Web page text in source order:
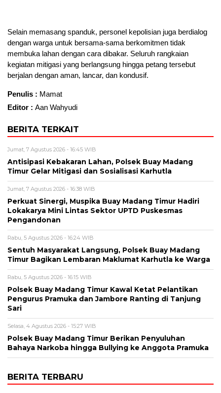
Selain memasang spanduk, personel kepolisian juga berdialog
dengan warga untuk bersama-sama berkomitmen tidak
membuka lahan dengan cara dibakar. Seluruh rangkaian
kegiatan mitigasi yang berlangsung hingga petang tersebut
berjalan dengan aman, lancar, dan kondusif.
Penulis : Mamat
Editor : Aan Wahyudi
BERITA TERKAIT
Jumat, 7 Agustus 2026 - 16:45 WIB
Antisipasi Kebakaran Lahan, Polsek Buay Madang
Timur Gelar Mitigasi dan Sosialisasi Karhutla
Jumat, 7 Agustus 2026 - 16:38 WIB
Perkuat Sinergi, Muspika Buay Madang Timur Hadiri
Lokakarya Mini Lintas Sektor UPTD Puskesmas
Pengandonan
Rabu, 5 Agustus 2026 - 16:24 WIB
Sentuh Masyarakat Langsung, Polsek Buay Madang
Timur Bagikan Lembaran Maklumat Karhutla ke Warga
Rabu, 5 Agustus 2026 - 16:15 WIB
Polsek Buay Madang Timur Kawal Ketat Pelantikan
Pengurus Pramuka dan Jambore Ranting di Tanjung
Sari
Selasa, 4 Agustus 2026 - 15:27 WIB
Polsek Buay Madang Timur Berikan Penyuluhan
Bahaya Narkoba hingga Bullying ke Anggota Pramuka
BERITA TERBARU